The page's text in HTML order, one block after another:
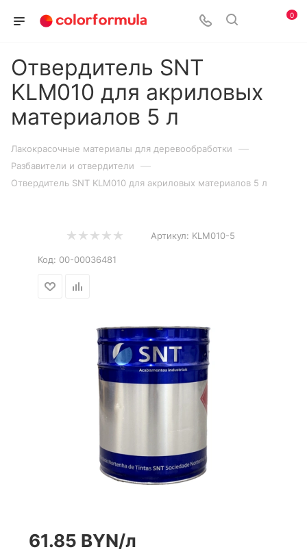
0
Отвердитель SNT
KLM010 для акриловых
материалов 5 л
Лакокрасочные материалы для деревообработки —
Разбавители и отвердители —
Отвердитель SNT KLM010 для акриловых материалов 5 л
Артикул: KLM010-5
Код: 00-00036481
61.85 BYN/л